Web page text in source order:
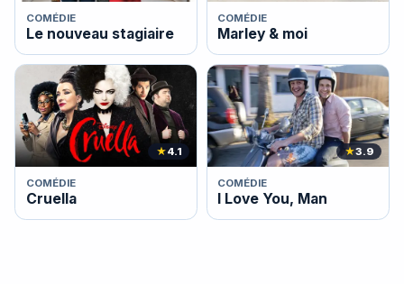
COMÉDIE
Le nouveau stagiaire
COMÉDIE
Marley & moi
★4.1
COMÉDIE
Cruella
★3.9
COMÉDIE
I Love You, Man